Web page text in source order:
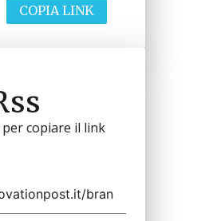
COPIA LINK
copiare il link